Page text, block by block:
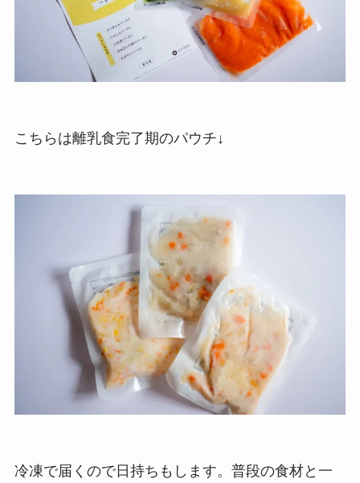
こちらは離乳食完了期のパウチ↓
冷凍で届くので日持ちもします。普段の食材と一